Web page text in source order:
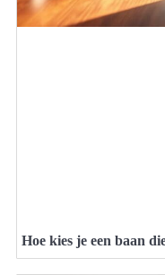
Hoe kies je een baan